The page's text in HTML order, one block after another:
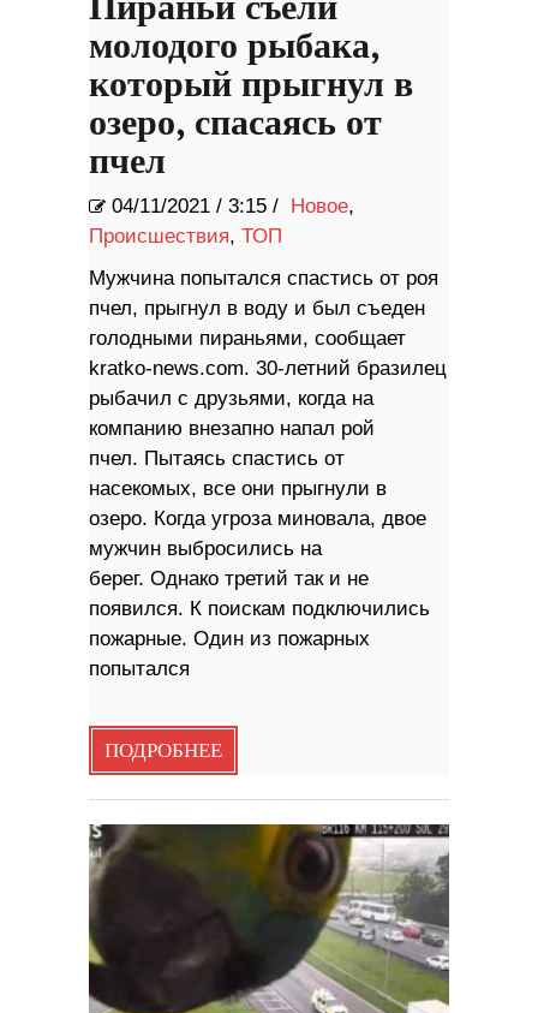
молодого рыбака,
который прыгнул в
озеро, спасаясь от
пчел
04/11/2021 / 3:15 / Новое,
Происшествия, ТОП
Мужчина попытался спастись от роя
пчел, прыгнул в воду и был съеден
голодными пираньями, сообщает
kratko-news.com. 30-летний бразилец
рыбачил с друзьями, когда на
компанию внезапно напал рой
пчел. Пытаясь спастись от
насекомых, все они прыгнули в
озеро. Когда угроза миновала, двое
мужчин выбросились на
берег. Однако третий так и не
появился. К поискам подключились
пожарные. Один из пожарных
попытался
ПОДРОБНЕЕ